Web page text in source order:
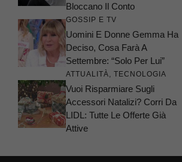
Bloccano Il Conto
GOSSIP E TV
Uomini E Donne Gemma Ha
Deciso, Cosa Farà A
Settembre: “Solo Per Lui”
ATTUALITÀ TECNOLOGIA
Vuoi Risparmiare Sugli
Accessori Natalizi? Corri Da
LIDL: Tutte Le Offerte Già
Attive